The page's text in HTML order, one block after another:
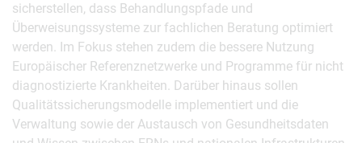
sicherstellen, dass Behandlungspfade und
Überweisungssysteme zur fachlichen Beratung optimiert
werden. Im Fokus stehen zudem die bessere Nutzung
Europäischer Referenznetzwerke und Programme für nicht
diagnostizierte Krankheiten. Darüber hinaus sollen
Qualitätssicherungsmodelle implementiert und die
Verwaltung sowie der Austausch von Gesundheitsdaten